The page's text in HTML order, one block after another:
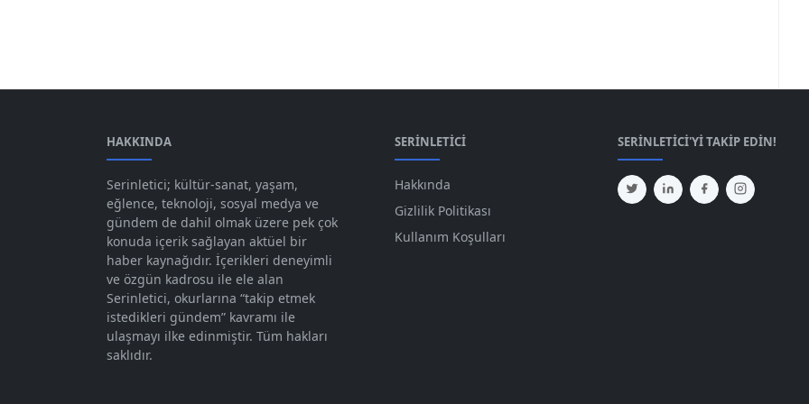
HAKKINDA
Serinletici; kültür-sanat, yaşam,
eğlence, teknoloji, sosyal medya ve
gündem de dahil olmak üzere pek çok
konuda içerik sağlayan aktüel bir
haber kaynağıdır. İçerikleri deneyimli
ve özgün kadrosu ile ele alan
Serinletici, okurlarına “takip etmek
istedikleri gündem” kavramı ile
ulaşmayı ilke edinmiştir. Tüm hakları
saklıdır.
SERINLETICI
Hakkında
Gizlilik Politikası
Kullanım Koşulları
SERINLETICI'YI TAKIP EDIN!